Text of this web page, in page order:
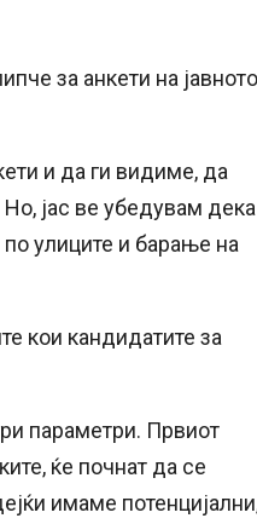
за анкети на јавното
и да ги видиме, да
јас ве убедувам дека
улиците и барање на
кои кандидатите за
параметри. Првиот
ќе почнат да се
имаме